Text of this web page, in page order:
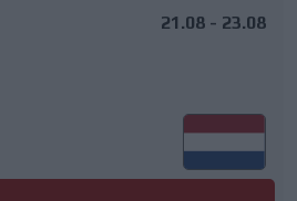
21.08 - 23.08